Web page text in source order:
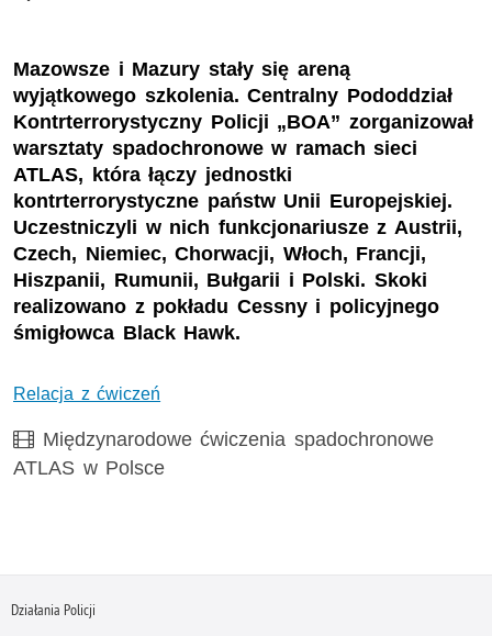
Mazowsze i Mazury stały się areną
wyjątkowego szkolenia. Centralny Pododdział
Kontrterrorystyczny Policji „BOA” zorganizował
warsztaty spadochronowe w ramach sieci
ATLAS, która łączy jednostki
kontrterrorystyczne państw Unii Europejskiej.
Uczestniczyli w nich funkcjonariusze z Austrii,
Czech, Niemiec, Chorwacji, Włoch, Francji,
Hiszpanii, Rumunii, Bułgarii i Polski. Skoki
realizowano z pokładu Cessny i policyjnego
śmigłowca Black Hawk.
Relacja z ćwiczeń
Film
Międzynarodowe ćwiczenia spadochronowe
ATLAS w Polsce
Działania Policji